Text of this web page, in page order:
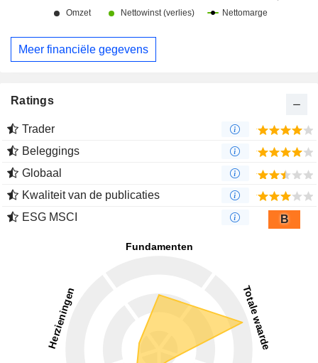
Meer financiële gegevens
Ratings
Trader
Beleggings
Globaal
Kwaliteit van de publicaties
ESG MSCI
B